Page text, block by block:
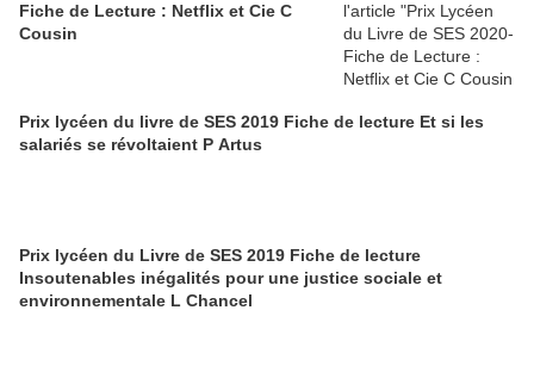
Fiche de Lecture : Netflix et Cie C
Cousin
Prix lycéen du livre de SES 2019 Fiche de lecture Et si les
salariés se révoltaient P Artus
Prix lycéen du Livre de SES 2019 Fiche de lecture
Insoutenables inégalités pour une justice sociale et
environnementale L Chancel